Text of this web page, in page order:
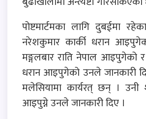
पोष्टमार्टमका लागि दुबईमा
नरेशकुमार कार्की धरान
मङ्गलबार राति नेपाल आइपुगेको
धरान आइपुगेको उनले जानकारी
मलेसियामा कार्यरत् छन् । उनी
आइपुग्ने उनले जानकारी दिए ।